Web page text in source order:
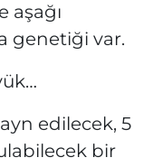
aşağı
genetiği var.
edilecek, 5
bir